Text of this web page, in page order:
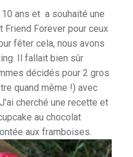
ans et a souhaité une
Friend Forever pour ceux
fêter cela, nous avons
Il fallait bien sûr
décidés pour 2 gros
quand même !) avec
J’ai cherché une recette et
au chocolat
aux framboises.